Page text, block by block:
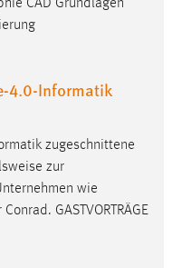
CAD Grundlagen
4.0-Informatik
zugeschnittene
zur
wie
GASTVORTRÄGE